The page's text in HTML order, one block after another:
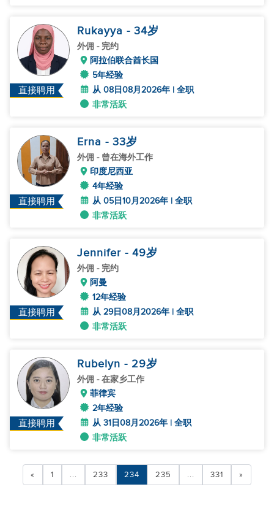
直接聘用
Rukayya - 34岁
外佣 - 完约
阿拉伯联合酋长国
5年经验
从 08日08月2026年 | 全职
非常活跃
直接聘用
Erna - 33岁
外佣 - 曾在海外工作
印度尼西亚
4年经验
从 05日10月2026年 | 全职
非常活跃
直接聘用
Jennifer - 49岁
外佣 - 完约
阿曼
12年经验
从 29日08月2026年 | 全职
非常活跃
直接聘用
Rubelyn - 29岁
外佣 - 在家乡工作
菲律宾
2年经验
从 31日08月2026年 | 全职
非常活跃
« 1 ... 233 234 235 ... 331 »